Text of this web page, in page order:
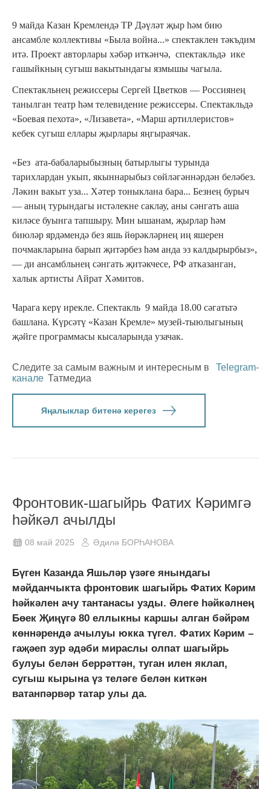
9 майда Казан Кремлендә ТР Дәүләт җыр һәм бию
ансамбле коллективы «Была война...» спектаклен тәкъдим
итә. Проект авторлары хәбәр иткәнчә, спектакльдә ике
гашыйкның сугыш вакытындагы язмышы чагыла.
Спектакльнең режиссеры Сергей Цветков — Россиянең
танылган театр һәм телевидение режиссеры. Спектакльдә
«Боевая пехота», «Лизавета», «Марш артиллеристов»
кебек сугыш еллары җырлары яңгыраячак.
«Без ата-бабаларыбызның батырлыгы турында
тарихлардан укып, якыннарыбыз сөйләгәннәрдән беләбез.
Ләкин вакыт уза... Хәтер тоныклана бара... Безнең бурыч
— аның турындагы истәлекне саклау, аны сәнгать аша
киләсе буынга тапшыру. Мин ышанам, җырлар һәм
биюләр ярдәмендә без яшь йөрәкләрнең иң яшерен
почмакларына барып җитәрбез һәм анда эз калдырырбыз»,
— ди ансамбльнең сәнгать җитәкчесе, РФ атказанган,
халык артисты Айрат Хәмитов.
Чарага керү ирекле. Спектакль 9 майда 18.00 сәгатьтә
башлана. Күрсәтү «Казан Кремле» музей-тыюлыгының
җәйге программасы кысаларында узачак.
Следите за самым важным и интересным в
Telegram-
канале Татмедиа
Яңалыклар битенә керегез
Фронтовик-шагыйрь Фатих Кәримгә
һәйкәл ачылды
08 май 2025 Әдилә БОРҺАНОВА
Бүген Казанда Яшьләр үзәге янындагы
мәйданчыкта фронтовик шагыйрь Фатих Кәрим
һәйкәлен ачу тантанасы узды. Әлеге һәйкәлнең
Бөек Җиңүгә 80 еллыкны каршы алган бәйрәм
көннәрендә ачылуы юкка түгел. Фатих Кәрим –
гаҗәеп зур әдәби мираслы олпат шагыйрь
булуы белән беррәттән, туган илен яклап,
сугыш кырына үз теләге белән киткән
ватанпәрвәр татар улы да.